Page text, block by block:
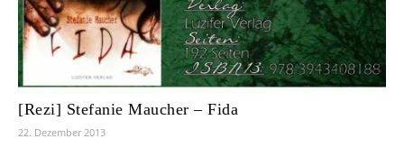
[Rezi] Stefanie Maucher – Fida
22. Dezember 2013